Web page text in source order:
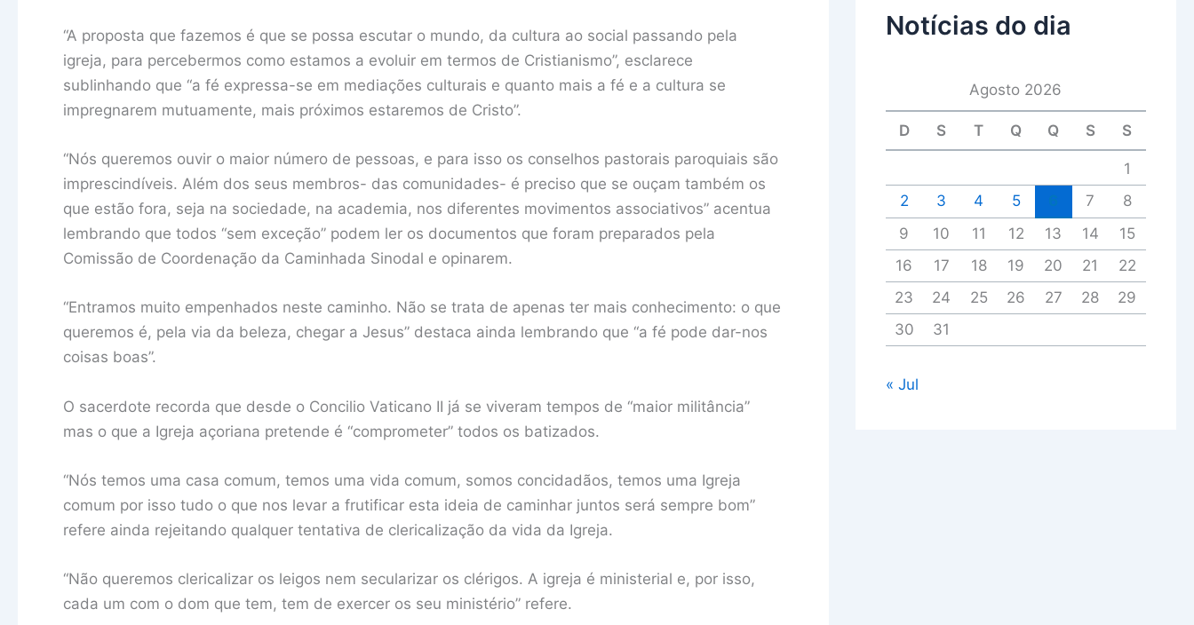
“A proposta que fazemos é que se possa escutar o mundo, da cultura ao social passando pela
igreja, para percebermos como estamos a evoluir em termos de Cristianismo”, esclarece
sublinhando que “a fé expressa-se em mediações culturais e quanto mais a fé e a cultura se
impregnarem mutuamente, mais próximos estaremos de Cristo”.
“Nós queremos ouvir o maior número de pessoas, e para isso os conselhos pastorais paroquiais são
imprescindíveis. Além dos seus membros- das comunidades- é preciso que se ouçam também os
que estão fora, seja na sociedade, na academia, nos diferentes movimentos associativos” acentua
lembrando que todos “sem exceção” podem ler os documentos que foram preparados pela
Comissão de Coordenação da Caminhada Sinodal e opinarem.
“Entramos muito empenhados neste caminho. Não se trata de apenas ter mais conhecimento: o que
queremos é, pela via da beleza, chegar a Jesus” destaca ainda lembrando que “a fé pode dar-nos
coisas boas”.
O sacerdote recorda que desde o Concilio Vaticano II já se viveram tempos de “maior militância”
mas o que a Igreja açoriana pretende é “comprometer” todos os batizados.
“Nós temos uma casa comum, temos uma vida comum, somos concidadãos, temos uma Igreja
comum por isso tudo o que nos levar a frutificar esta ideia de caminhar juntos será sempre bom”
refere ainda rejeitando qualquer tentativa de clericalização da vida da Igreja.
“Não queremos clericalizar os leigos nem secularizar os clérigos. A igreja é ministerial e, por isso,
cada um com o dom que tem, tem de exercer os seu ministério” refere.
Notícias do dia
Agosto 2026
D S T Q Q S S
1
2
3 4 5 7
8
9
10 11 12 13 14
15
16
17 18 19 20 21
22
23
24 25 26 27 28
29
30
31
« Jul